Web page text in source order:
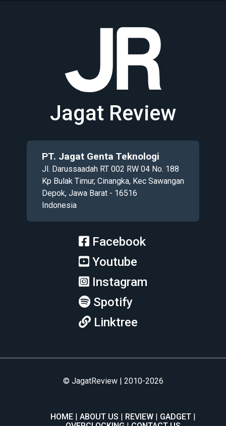
Jagat Review
PT. Jagat Genta Teknologi
Jl. Darussaadah RT 002 RW 04 No. 188
Kp Bulak Timur, Cinangka, Kec Sawangan
Depok, Jawa Barat - 16516
Indonesia
Facebook
Youtube
Instagram
Spotify
Linktree
© JagatReview | 2010-2026
HOME ABOUT US REVIEW
GADGET